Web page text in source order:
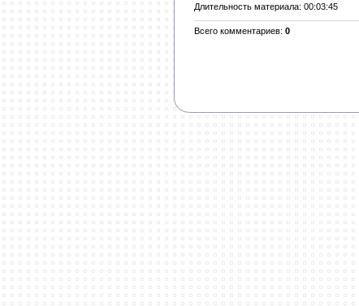
Длительность материала: 00:03:45
Всего комментариев: 0